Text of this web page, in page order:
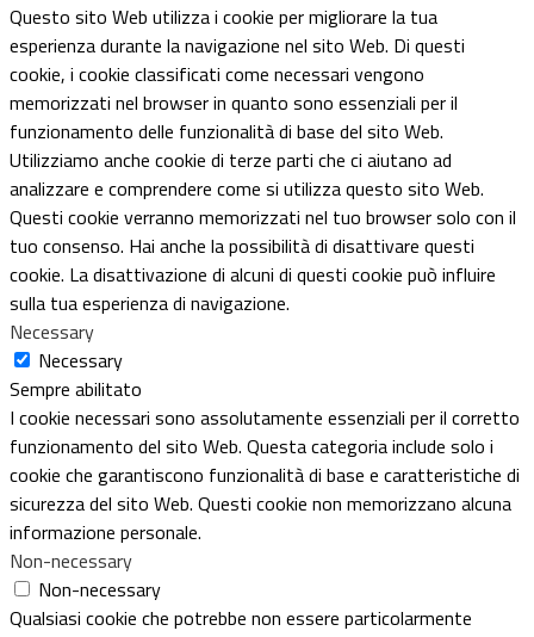
Questo sito Web utilizza i cookie per migliorare la tua
esperienza durante la navigazione nel sito Web. Di questi
cookie, i cookie classificati come necessari vengono
memorizzati nel browser in quanto sono essenziali per il
funzionamento delle funzionalità di base del sito Web.
Utilizziamo anche cookie di terze parti che ci aiutano ad
analizzare e comprendere come si utilizza questo sito Web.
Questi cookie verranno memorizzati nel tuo browser solo con il
tuo consenso. Hai anche la possibilità di disattivare questi
cookie. La disattivazione di alcuni di questi cookie può influire
sulla tua esperienza di navigazione.
Necessary
Necessary
Sempre abilitato
I cookie necessari sono assolutamente essenziali per il corretto
funzionamento del sito Web. Questa categoria include solo i
cookie che garantiscono funzionalità di base e caratteristiche di
sicurezza del sito Web. Questi cookie non memorizzano alcuna
informazione personale.
Non-necessary
Non-necessary
Qualsiasi cookie che potrebbe non essere particolarmente